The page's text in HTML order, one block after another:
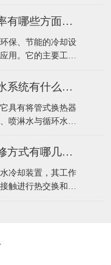
效地降低高炉排放
闭式冷却塔的维修
定期检查：应定期
包括塔体、集水
不锈钢冷却塔工作效率有哪些方面提高？
保、节能的冷却设
用。它的主要工作
速传递到填料中，
，完成热量的转
却塔的工作效率主
高：1、采用高效的
封闭式冷却塔中喷淋水系统有什么作用？
具有将管式换热器
喷淋水与循环水的
好的保护了主设备
到节水效果。​封闭
有以下作用：增强
浅谈玻璃钢冷却塔维修方式有哪几种？
冷却装置，其工作
触进行热交换和质
，需要进行定期的
闭电源，停止使